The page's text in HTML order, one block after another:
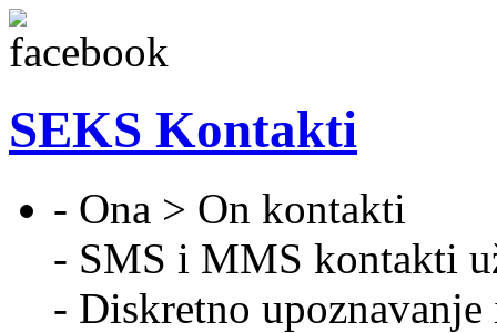
SEKS Kontakti
- Ona > On kontakti
- SMS i MMS kontakti
- Diskretno upoznavanje